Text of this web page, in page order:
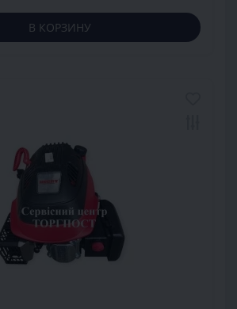
В КОРЗИНУ